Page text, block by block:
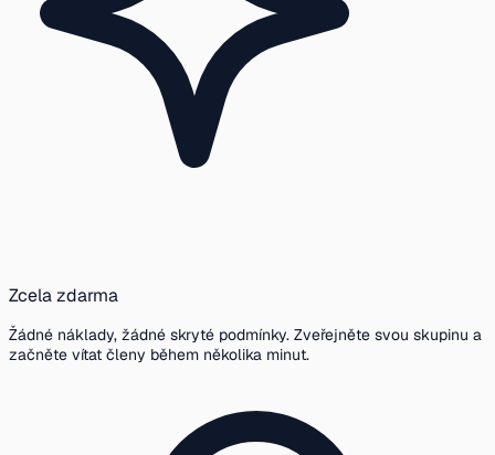
Zcela zdarma
Žádné náklady, žádné skryté podmínky. Zveřejněte svou skupinu a
začněte vítat členy během několika minut.